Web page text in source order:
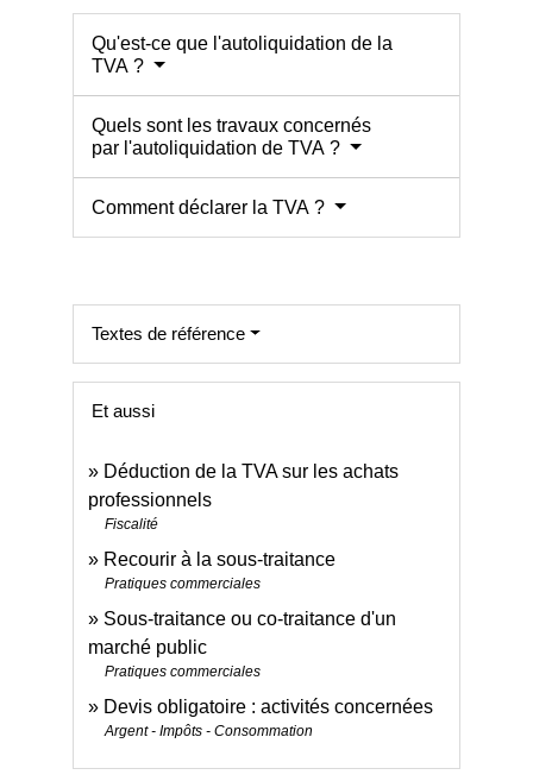
Qu'est-ce que l'autoliquidation de la
TVA ?
Quels sont les travaux concernés
par l'autoliquidation de TVA ?
Comment déclarer la TVA ?
Textes de référence
Et aussi
Déduction de la TVA sur les achats
professionnels
Fiscalité
Recourir à la sous-traitance
Pratiques commerciales
Sous-traitance ou co-traitance d'un
marché public
Pratiques commerciales
Devis obligatoire : activités concernées
Argent - Impôts - Consommation